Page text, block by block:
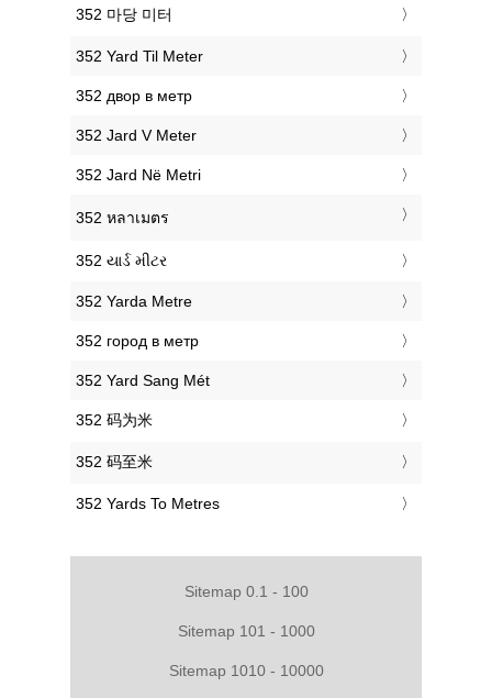
‎352 마당 미터
‎352 Yard Til Meter
‎352 двор в метр
‎352 Jard V Meter
‎352 Jard Në Metri
‎352 หลาเมตร
‎352 યાર્ડ મીટર
‎352 Yarda Metre
‎352 город в метр
‎352 Yard Sang Mét
‎352 码为米
‎352 码至米
‎352 Yards To Metres
Sitemap 0.1 - 100
Sitemap 101 - 1000
Sitemap 1010 - 10000